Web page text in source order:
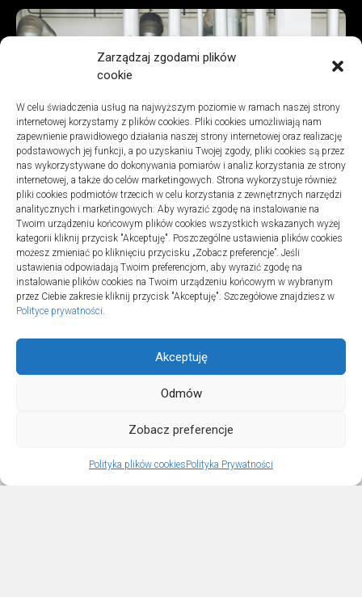
Zarządzaj zgodami plików
cookie
W celu świadczenia usług na najwyższym poziomie w ramach naszej strony
internetowej korzystamy z plików cookies. Pliki cookies umożliwiają nam
zapewnienie prawidłowego działania naszej strony internetowej oraz realizację
podstawowych jej funkcji, a po uzyskaniu Twojej zgody, pliki cookies są przez
nas wykorzystywane do dokonywania pomiarów i analiz korzystania ze strony
internetowej, a także do celów marketingowych. Strona wykorzystuje również
pliki cookies podmiotów trzecich w celu korzystania z zewnętrznych narzędzi
analitycznych i marketingowych. Aby wyrazić zgodę na instalowanie na
Twoim urządzeniu końcowym plików cookies wszystkich wskazanych wyżej
kategorii kliknij przycisk "Akceptuję". Poszczególne ustawienia plików cookies
możesz zmieniać po kliknięciu przycisku „Zobacz preferencje”. Jeśli
ustawienia odpowiadają Twoim preferencjom, aby wyrazić zgodę na
instalowanie plików cookies na Twoim urządzeniu końcowym w wybranym
przez Ciebie zakresie kliknij przycisk "Akceptuję". Szczegółowe znajdziesz w
Polityce prywatności.
Akceptuję
Odmów
Zobacz preferencje
Polityka plików cookiesPolityka Prywatności
Turystyka
Jak znaleźć dobrą firmę do sanitarnych instalacji w szpitalach
20 lipca 2025